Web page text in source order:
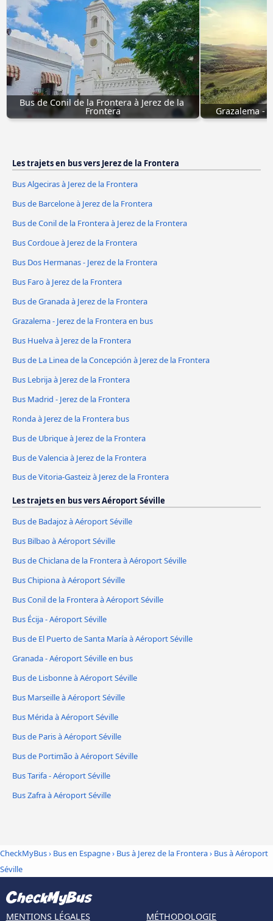
Bus de Conil de la Frontera à Jerez de la
Frontera Grazalema -
Les trajets en bus vers Jerez de la Frontera
Bus Algeciras à Jerez de la Frontera
Bus de Barcelone à Jerez de la Frontera
Bus de Conil de la Frontera à Jerez de la Frontera
Bus Cordoue à Jerez de la Frontera
Bus Dos Hermanas - Jerez de la Frontera
Bus Faro à Jerez de la Frontera
Bus de Granada à Jerez de la Frontera
Grazalema - Jerez de la Frontera en bus
Bus Huelva à Jerez de la Frontera
Bus de La Linea de la Concepción à Jerez de la Frontera
Bus Lebrija à Jerez de la Frontera
Bus Madrid - Jerez de la Frontera
Ronda à Jerez de la Frontera bus
Bus de Ubrique à Jerez de la Frontera
Bus de Valencia à Jerez de la Frontera
Bus de Vitoria-Gasteiz à Jerez de la Frontera
Les trajets en bus vers Aéroport Séville
Bus de Badajoz à Aéroport Séville
Bus Bilbao à Aéroport Séville
Bus de Chiclana de la Frontera à Aéroport Séville
Bus Chipiona à Aéroport Séville
Bus Conil de la Frontera à Aéroport Séville
Bus Écija - Aéroport Séville
Bus de El Puerto de Santa María à Aéroport Séville
Granada - Aéroport Séville en bus
Bus de Lisbonne à Aéroport Séville
Bus Marseille à Aéroport Séville
Bus Mérida à Aéroport Séville
Bus de Paris à Aéroport Séville
Bus de Portimão à Aéroport Séville
Bus Tarifa - Aéroport Séville
Bus Zafra à Aéroport Séville
CheckMyBus› Bus en Espagne› Bus à Jerez de la Frontera› Bus à Aéroport
Séville
MENTIONS LÉGALES MÉTHODOLOGIE